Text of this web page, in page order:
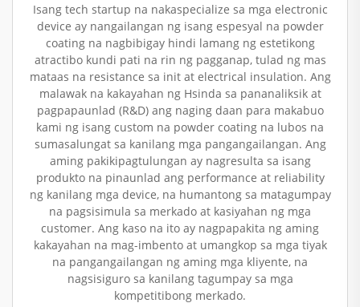
Isang tech startup na nakaspecialize sa mga electronic
device ay nangailangan ng isang espesyal na powder
coating na nagbibigay hindi lamang ng estetikong
atractibo kundi pati na rin ng pagganap, tulad ng mas
mataas na resistance sa init at electrical insulation. Ang
malawak na kakayahan ng Hsinda sa pananaliksik at
pagpapaunlad (R&D) ang naging daan para makabuo
kami ng isang custom na powder coating na lubos na
sumasalungat sa kanilang mga pangangailangan. Ang
aming pakikipagtulungan ay nagresulta sa isang
produkto na pinaunlad ang performance at reliability
ng kanilang mga device, na humantong sa matagumpay
na pagsisimula sa merkado at kasiyahan ng mga
customer. Ang kaso na ito ay nagpapakita ng aming
kakayahan na mag-imbento at umangkop sa mga tiyak
na pangangailangan ng aming mga kliyente, na
nagsisiguro sa kanilang tagumpay sa mga
kompetitibong merkado.